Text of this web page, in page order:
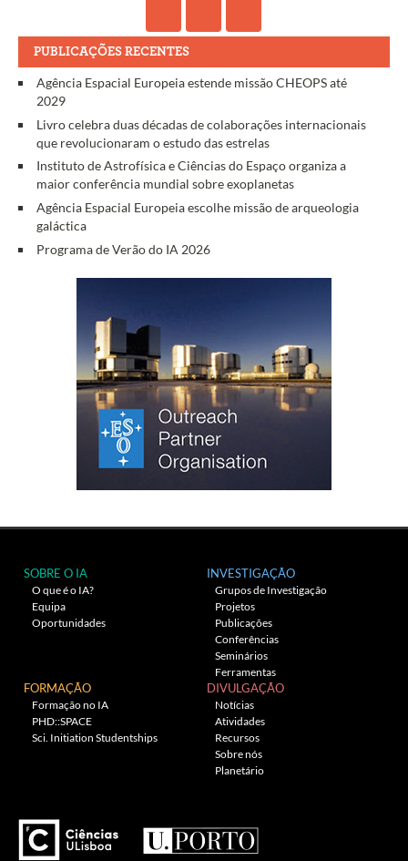
PUBLICAÇÕES RECENTES
Agência Espacial Europeia estende missão CHEOPS até
2029
Livro celebra duas décadas de colaborações internacionais
que revolucionaram o estudo das estrelas
Instituto de Astrofísica e Ciências do Espaço organiza a
maior conferência mundial sobre exoplanetas
Agência Espacial Europeia escolhe missão de arqueologia
galáctica
Programa de Verão do IA 2026
SOBRE O IA
O que é o IA?
Equipa
Oportunidades
INVESTIGAÇÃO
Grupos de Investigação
Projetos
Publicações
Conferências
Seminários
Ferramentas
FORMAÇÃO
Formação no IA
PHD::SPACE
Sci. Initiation Studentships
DIVULGAÇÃO
Notícias
Atividades
Recursos
Sobre nós
Planetário